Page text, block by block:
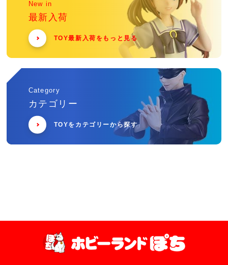
New in
最新入荷
TOY最新入荷をもっと見る
Category
カテゴリー
TOYをカテゴリーから探す